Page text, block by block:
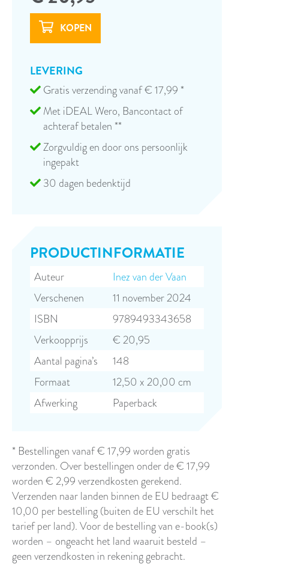
LEVERING
Gratis verzending vanaf € 17,99 *
Met iDEAL Wero, Bancontact of
achteraf betalen **
Zorgvuldig en door ons persoonlijk
ingepakt
30 dagen bedenktijd
PRODUCT­INFORMATIE
Auteur
Inez van der Vaan
Verschenen
11 november 2024
ISBN
9789493343658
Verkoopprijs
€ 20,95
Aantal pagina’s
148
Formaat
12,50 x 20,00 cm
Afwerking
Paperback
* Bestellingen vanaf € 17,99 worden gratis
verzonden. Over bestellingen onder de € 17,99
worden € 2,99 verzendkosten gerekend.
Verzenden naar landen binnen de EU bedraagt €
10,00 per bestelling (buiten de EU verschilt het
tarief per land). Voor de bestelling van e-book(s)
worden – ongeacht het land waaruit besteld –
geen verzendkosten in rekening gebracht.